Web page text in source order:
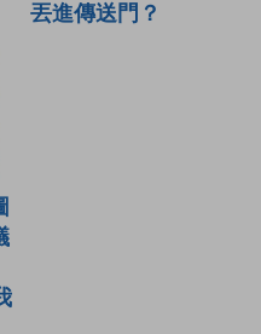
丟進傳送門？